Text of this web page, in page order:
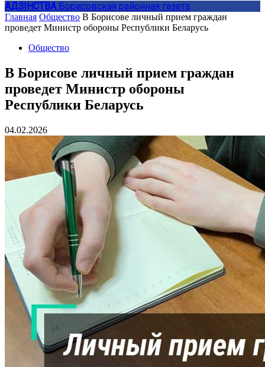
АДЗIНСТВА Борисовская районная газета
Главная Общество В Борисове личный прием граждан
проведет Министр обороны Республики Беларусь
Общество
В Борисове личный прием граждан
проведет Министр обороны
Республики Беларусь
04.02.2026